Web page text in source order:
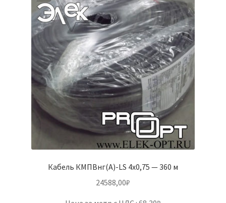
Кабель КМПВнг(А)-LS 4х0,75 — 360 м
24588,00₽